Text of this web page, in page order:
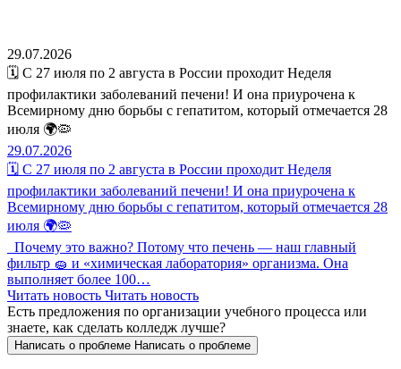
29.07.2026
🗓️ С 27 июля по 2 августа в России проходит Неделя
профилактики заболеваний печени! И она приурочена к
Всемирному дню борьбы с гепатитом, который отмечается 28
июля 🌍🦠
29.07.2026
🗓️ С 27 июля по 2 августа в России проходит Неделя
профилактики заболеваний печени! И она приурочена к
Всемирному дню борьбы с гепатитом, который отмечается 28
июля 🌍🦠
Почему это важно? Потому что печень — наш главный
фильтр 🧽 и «химическая лаборатория» организма. Она
выполняет более 100…
Читать новость Читать новость
Есть предложения по организации учебного процесса или
знаете, как сделать колледж лучше?
Написать о проблеме Написать о проблеме